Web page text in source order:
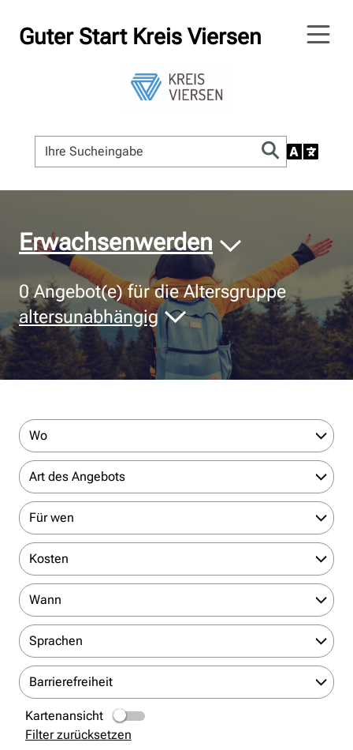
Guter Start Kreis Viersen
Erwachsenwerden
0Angebot(e) für die Altersgruppe
altersunabhängig
Wo
Art des Angebots
Für wen
Kosten
Wann
Sprachen
Barrierefreiheit
Kartenansicht
Filter zurücksetzen